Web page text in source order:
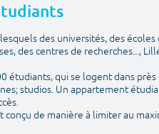
des universités, des
des centres de recherches...,
qui se logent dans
studios. Un appartement
de manière à limiter au